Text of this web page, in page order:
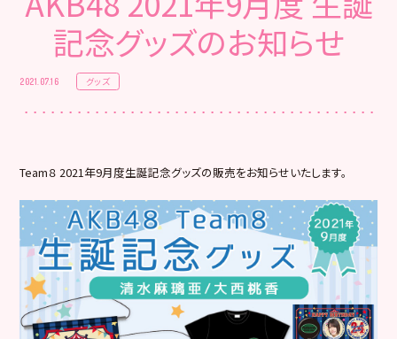
記念グッズのお知らせ
2021.07.16 グッズ
Team８ 2021年9月度生誕記念グッズの販売をお知らせいたします。